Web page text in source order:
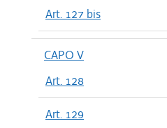
Art. 127 bis
CAPO V
Art. 128
Art. 129